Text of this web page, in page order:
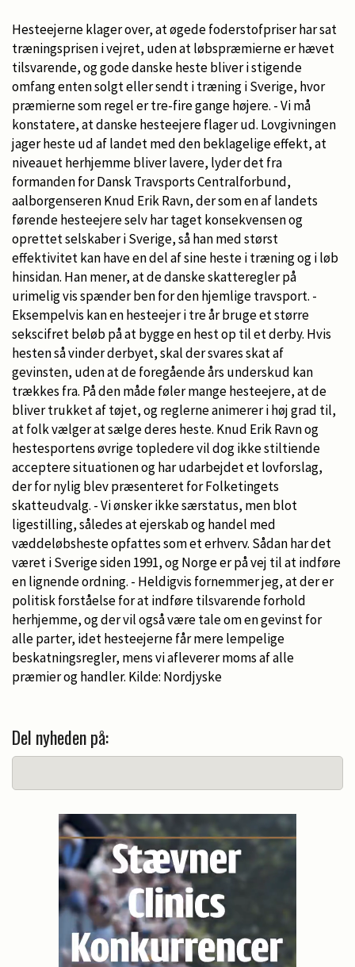
Hesteejerne klager over, at øgede foderstofpriser har sat
træningsprisen i vejret, uden at løbspræmierne er hævet
tilsvarende, og gode danske heste bliver i stigende
omfang enten solgt eller sendt i træning i Sverige, hvor
præmierne som regel er tre-fire gange højere. - Vi må
konstatere, at danske hesteejere flager ud. Lovgivningen
jager heste ud af landet med den beklagelige effekt, at
niveauet herhjemme bliver lavere, lyder det fra
formanden for Dansk Travsports Centralforbund,
aalborgenseren Knud Erik Ravn, der som en af landets
førende hesteejere selv har taget konsekvensen og
oprettet selskaber i Sverige, så han med størst
effektivitet kan have en del af sine heste i træning og i løb
hinsidan. Han mener, at de danske skatteregler på
urimelig vis spænder ben for den hjemlige travsport. -
Eksempelvis kan en hesteejer i tre år bruge et større
sekscifret beløb på at bygge en hest op til et derby. Hvis
hesten så vinder derbyet, skal der svares skat af
gevinsten, uden at de foregående års underskud kan
trækkes fra. På den måde føler mange hesteejere, at de
bliver trukket af tøjet, og reglerne animerer i høj grad til,
at folk vælger at sælge deres heste. Knud Erik Ravn og
hestesportens øvrige topledere vil dog ikke stiltiende
acceptere situationen og har udarbejdet et lovforslag,
der for nylig blev præsenteret for Folketingets
skatteudvalg. - Vi ønsker ikke særstatus, men blot
ligestilling, således at ejerskab og handel med
væddeløbsheste opfattes som et erhverv. Sådan har det
været i Sverige siden 1991, og Norge er på vej til at indføre
en lignende ordning. - Heldigvis fornemmer jeg, at der er
politisk forståelse for at indføre tilsvarende forhold
herhjemme, og der vil også være tale om en gevinst for
alle parter, idet hesteejerne får mere lempelige
beskatningsregler, mens vi afleverer moms af alle
præmier og handler. Kilde: Nordjyske
Del nyheden på: